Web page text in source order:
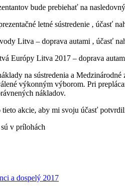
bude prebiehať na
letné sústredenie , účasť
Litva – doprava autami , účasť
Európy Litva 2017 – doprava
na sústredenia a
výkonným výborom. Pri
nákladov.
akcie, aby mi svoju účasť
v prílohách
a dospelý 2017